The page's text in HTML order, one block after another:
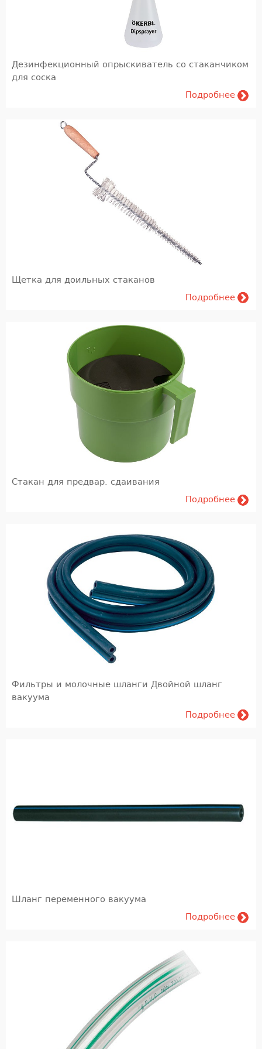
Кормление и кормопроизводство
лаборатория
Переработка Молока и Мяса
Мясопереработка (FIBOSA)
Учебная литература
Дезинфекционный опрыскиватель со стаканчиком
для соска
Подробнее
Щетка для доильных стаканов
Подробнее
Стакан для предвар. сдаивания
Подробнее
Фильтры и молочные шланги Двойной шланг
вакуума
Подробнее
Шланг переменного вакуума
Подробнее